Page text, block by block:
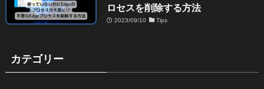
ロセスを削除する方法
2023/09/10 Tips
カテゴリー